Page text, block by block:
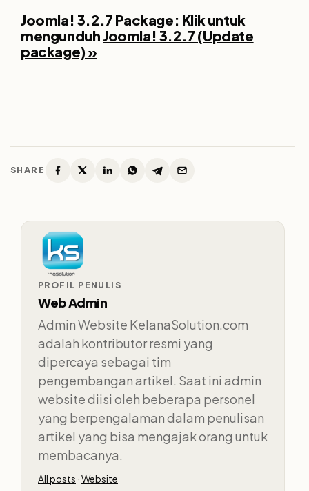
Joomla! 3.2.7 Package: Klik untuk
mengunduh Joomla! 3.2.7 (Update
package) »
SHARE
PROFIL PENULIS
Web Admin
Admin Website KelanaSolution.com
adalah kontributor resmi yang
dipercaya sebagai tim
pengembangan artikel. Saat ini admin
website diisi oleh beberapa personel
yang berpengalaman dalam penulisan
artikel yang bisa mengajak orang untuk
membacanya.
All posts ·Website